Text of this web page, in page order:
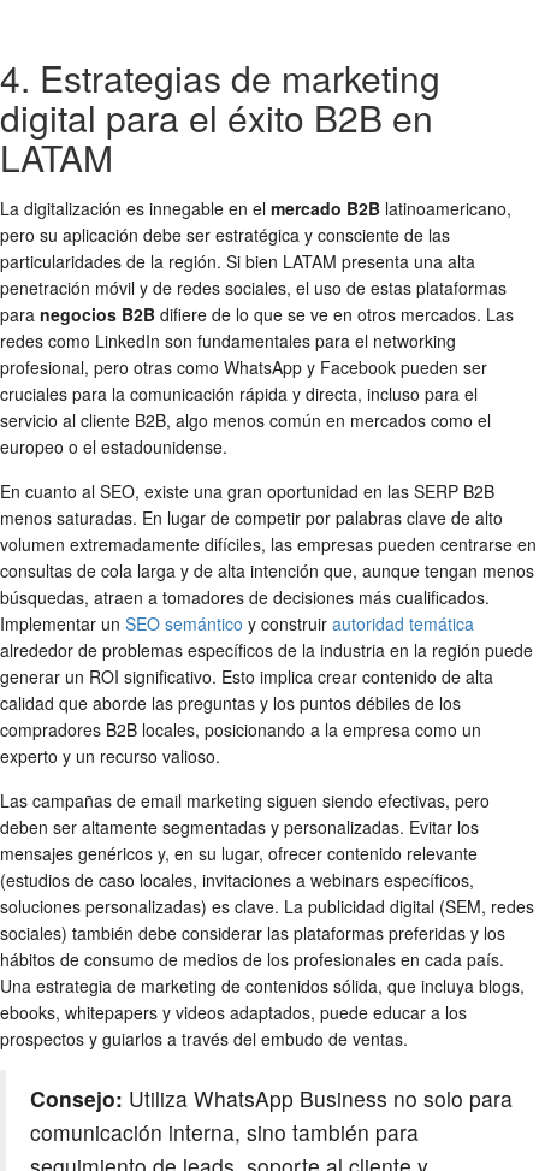
4. Estrategias de marketing
digital para el éxito B2B en
LATAM
La digitalización es innegable en el mercado B2B latinoamericano,
pero su aplicación debe ser estratégica y consciente de las
particularidades de la región. Si bien LATAM presenta una alta
penetración móvil y de redes sociales, el uso de estas plataformas
para negocios B2B difiere de lo que se ve en otros mercados. Las
redes como LinkedIn son fundamentales para el networking
profesional, pero otras como WhatsApp y Facebook pueden ser
cruciales para la comunicación rápida y directa, incluso para el
servicio al cliente B2B, algo menos común en mercados como el
europeo o el estadounidense.
En cuanto al SEO, existe una gran oportunidad en las SERP B2B
menos saturadas. En lugar de competir por palabras clave de alto
volumen extremadamente difíciles, las empresas pueden centrarse en
consultas de cola larga y de alta intención que, aunque tengan menos
búsquedas, atraen a tomadores de decisiones más cualificados.
Implementar un SEO semántico y construir autoridad temática
alrededor de problemas específicos de la industria en la región puede
generar un ROI significativo. Esto implica crear contenido de alta
calidad que aborde las preguntas y los puntos débiles de los
compradores B2B locales, posicionando a la empresa como un
experto y un recurso valioso.
Las campañas de email marketing siguen siendo efectivas, pero
deben ser altamente segmentadas y personalizadas. Evitar los
mensajes genéricos y, en su lugar, ofrecer contenido relevante
(estudios de caso locales, invitaciones a webinars específicos,
soluciones personalizadas) es clave. La publicidad digital (SEM, redes
sociales) también debe considerar las plataformas preferidas y los
hábitos de consumo de medios de los profesionales en cada país.
Una estrategia de marketing de contenidos sólida, que incluya blogs,
ebooks, whitepapers y videos adaptados, puede educar a los
prospectos y guiarlos a través del embudo de ventas.
Consejo: Utiliza WhatsApp Business no solo para
comunicación interna, sino también para